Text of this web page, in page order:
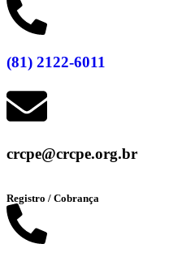
(81) 2122-6011
crcpe@crcpe.org.br
Registro / Cobrança